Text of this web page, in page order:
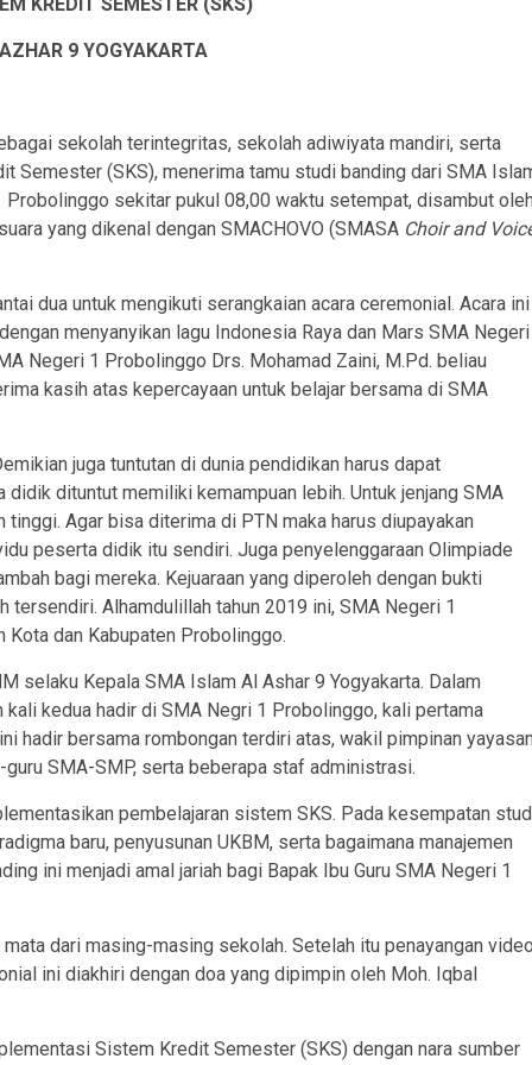
9 YOGYAKARTA
sekolah terintegritas, sekolah adiwiyata mandiri, serta
Semester (SKS), menerima tamu studi banding dari SMA
sekitar pukul 08,00 waktu setempat, disambut oleh
yang dikenal dengan SMACHOVO (SMASA Choir and
dua untuk mengikuti serangkaian acara ceremonial. Acara ini
menyanyikan lagu Indonesia Raya dan Mars SMA Negeri
Negeri 1 Probolinggo Drs. Mohamad Zaini, M.Pd. beliau
kasih atas kepercayaan untuk belajar bersama di SMA
juga tuntutan di dunia pendidikan harus dapat
dituntut memiliki kemampuan lebih. Untuk jenjang SMA
Agar bisa diterima di PTN maka harus diupayakan
peserta didik itu sendiri. Juga penyelenggaraan Olimpiade
bagi mereka. Kejuaraan yang diperoleh dengan bukti
Alhamdulillah tahun 2019 ini, SMA Negeri 1
dan Kabupaten Probolinggo.
selaku Kepala SMA Islam Al Ashar 9 Yogyakarta. Dalam
kedua hadir di SMA Negri 1 Probolinggo, kali pertama
hadir bersama rombongan terdiri atas, wakil pimpinan yayasan
SMA-SMP, serta beberapa staf administrasi.
pembelajaran sistem SKS. Pada kesempatan
baru, penyusunan UKBM, serta bagaimana manajemen
ini menjadi amal jariah bagi Bapak Ibu Guru SMA Negeri 1
dari masing-masing sekolah. Setelah itu penayangan video
ini diakhiri dengan doa yang dipimpin oleh Moh. Iqbal
Sistem Kredit Semester (SKS) dengan nara sumber